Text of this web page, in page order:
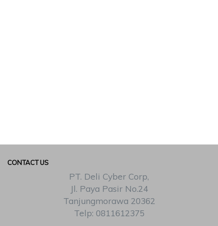
CONTACT US
PT. Deli Cyber Corp,
Jl. Paya Pasir No.24
Tanjungmorawa 20362
Telp: 0811612375